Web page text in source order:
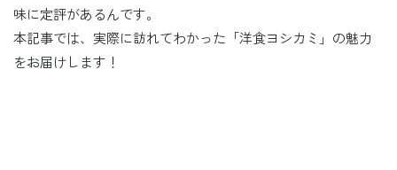
味に定評があるんです。
本記事では、実際に訪れてわかった「洋食ヨシカミ」の魅力
をお届けします！